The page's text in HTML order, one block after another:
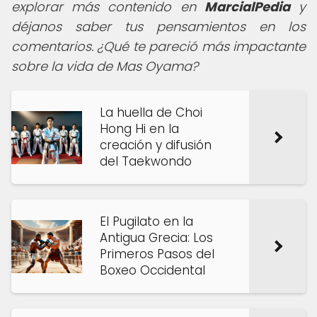
explorar más contenido en MarcialPediay
déjanos saber tus pensamientos en los
comentarios. ¿Qué te pareció más impactante
sobre la vida de Mas Oyama?
La huella de Choi
Hong Hi en la
creación y difusión
del Taekwondo
El Pugilato en la
Antigua Grecia: Los
Primeros Pasos del
Boxeo Occidental